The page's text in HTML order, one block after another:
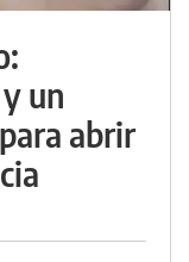
un
abrir